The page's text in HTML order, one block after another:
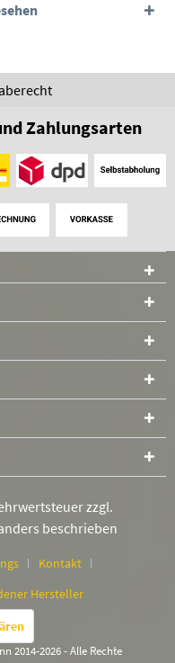
Zahlungsarten
zzgl.
beschrieben
Kontakt
Hersteller
2014-2026 - Alle Rechte